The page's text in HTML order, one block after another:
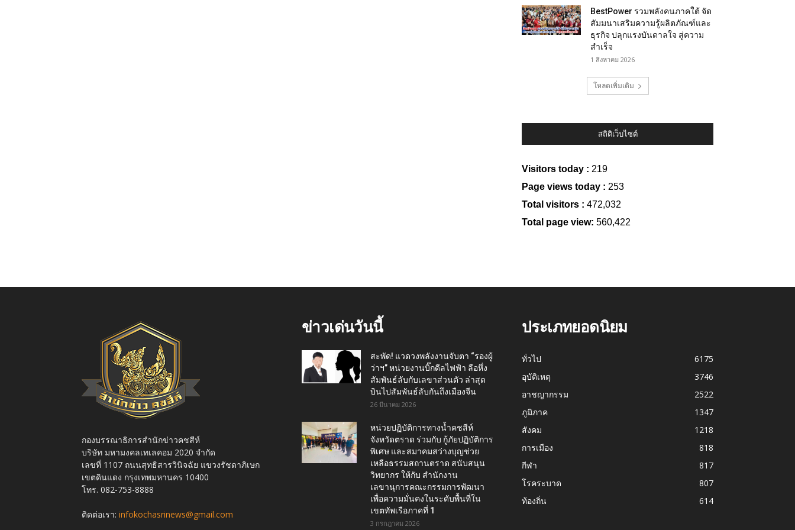
BestPower รวมพลังคนภาคใต้ จัด
สัมมนาเสริมความรู้ผลิตภัณฑ์และ
ธุรกิจ ปลุกแรงบันดาลใจ สู่ความ
สำเร็จ
1 สิงหาคม 2026
โหลดเพิ่มเติม
สถิติเว็บไซต์
Visitors today : 219
Page views today : 253
Total visitors : 472,032
Total page view: 560,422
กองบรรณาธิการสำนักข่าวคชสีห์
บริษัท มหามงคลเทเลคอม 2020 จำกัด
เลขที่ 1107 ถนนสุทธิสารวินิจฉัย แขวงรัชดาภิเษก
เขตดินแดง กรุงเทพมหานคร 10400
โทร. 082-753-8888
ติดต่อเรา: infokochasrinews@gmail.com
ข่าวเด่นวันนี้
สะพัด! แวดวงพลังงานจับตา “รองผู้
ว่าฯ” หน่วยงานบิ๊กดีลไฟฟ้า ลือหึ่ง
สัมพันธ์ลับกับเลขาส่วนตัว ล่าสุด
บินไปสัมพันธ์ลับกันถึงเมืองจีน
26 มีนาคม 2026
หน่วยปฏิบัติการทางน้ำคชสีห์
จังหวัดตราด ร่วมกับ กู้ภัยปฏิบัติการ
พิเศษ และสมาคมสว่างบุญช่วย
เหลือธรรมสถานตราด สนับสนุน
วิทยากร ให้กับ สำนักงาน
เลขานุการคณะกรรมการพัฒนา
เพื่อความมั่นคงในระดับพื้นที่ใน
เขตทัพเรือภาคที่ 1
3 กรกฎาคม 2026
ประเภทยอดนิยม
ทั่วไป
6175
อุบัติเหตุ
3746
อาชญากรรม
2522
ภูมิภาค
1347
สังคม
1218
การเมือง
818
กีฬา
817
โรคระบาด
807
ท้องถิ่น
614